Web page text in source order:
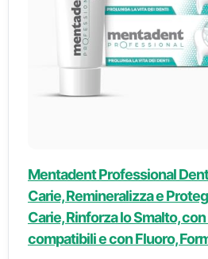
Mentadent Professional
Carie, Remineralizza e
Carie, Rinforza lo Smalto,
compatibili e con Fluoro,